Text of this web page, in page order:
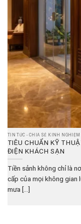
TIN TỨC - CHIA SẺ KINH NGHIỆM
TIÊU CHUẨN KỸ
ĐIỆN KHÁCH SẠN
Tiền sảnh không chỉ là
cấp của mọi không gian
mưa [...]